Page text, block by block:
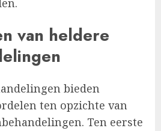
van heldere
bieden
ten opzichte van
Ten eerste